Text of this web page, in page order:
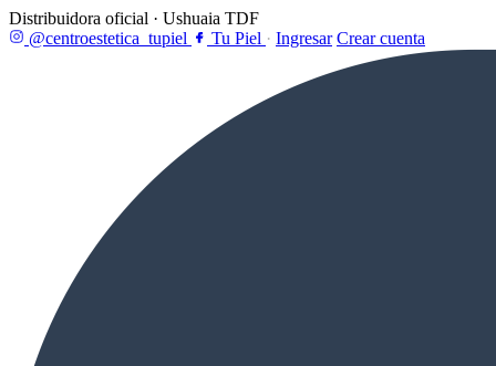
Distribuidora oficial · Ushuaia TDF
@centroestetica_tupiel
Tu Piel · Ingresar Crear cuenta